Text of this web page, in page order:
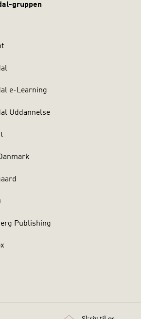
gruppen
e-Learning
Uddannelse
Publishing